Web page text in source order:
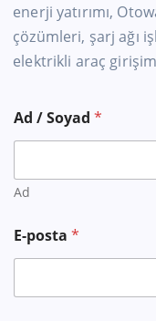
enerji yatırımı,
çözümleri, şarj ağı
elektrikli araç
Ad / Soyad*
Ad
E-posta*